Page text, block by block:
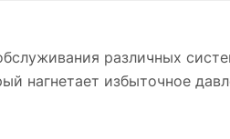
различных
нагнетает избыточное